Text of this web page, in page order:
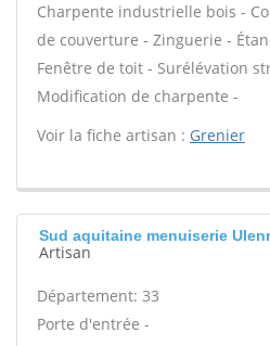
Charpente industrielle bois -
de couverture - Zinguerie -
Fenêtre de toit - Surélévation
Modification de charpente -
Voir la fiche artisan : Grenier
Sud aquitaine menuiserie
Artisan
Département: 33
Porte d'entrée -